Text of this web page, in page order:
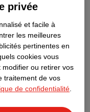
privée
et facile à
les meilleures
pertinentes en
cookies vous
modifier ou retirer vos
traitement de vos
de confidentialité.